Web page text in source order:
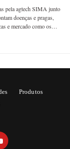
pela agtech SIMA junto
doenças e pragas,
e mercado como os…
Produtos